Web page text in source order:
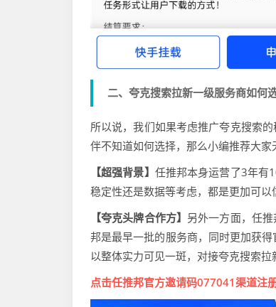
二、夸克搜索拉新一级服务商如何
所以说，我们如果考虑推广夸克搜索
伴不知道如何选择，那么小编推荐大
【超强背景】 任推邦本身运营了3年有
稳定性还是数据等考虑，都是更加可
【夸克头牌合作方】 另外一方面，任
邦是最早一批的服务商，同时更加获
以整体实力可见一斑，对接夸克搜索
点击任推邦官方邀请码077041渠道注